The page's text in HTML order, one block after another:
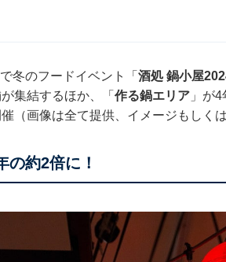
冬のフードイベント「 酒処 鍋小屋
集結するほか、「 作る鍋エリア」が4
（画像は全て提供、イメージもしく
の約2倍に！